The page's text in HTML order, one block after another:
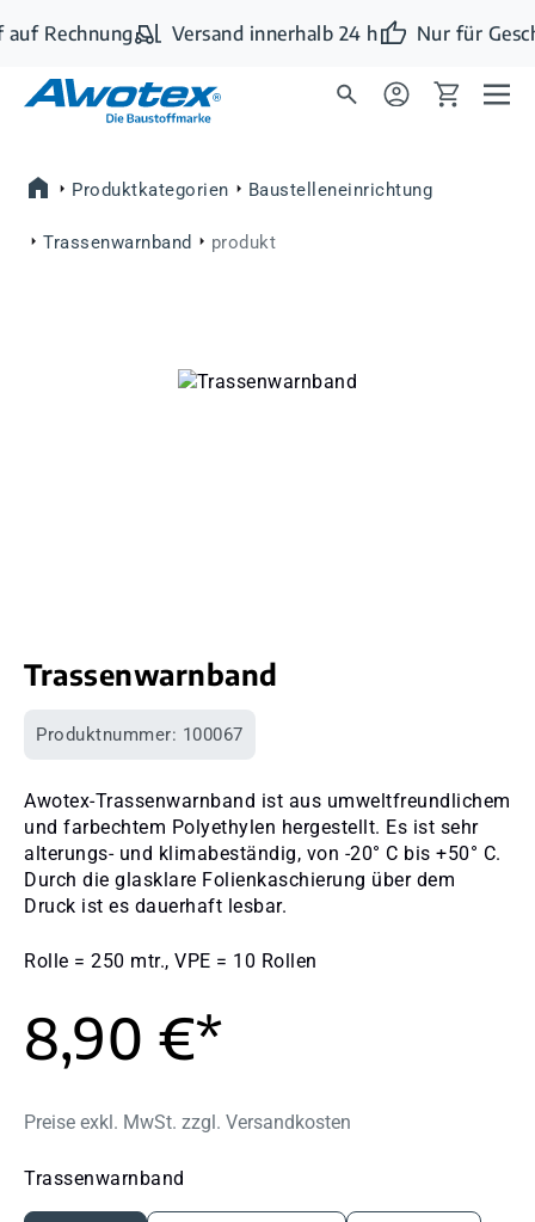
Zum Hauptinhalt springen
Rechnung Versand innerhalb 24 h Nur für
Produktkategorien Baustelleneinrichtung
Trassenwarnband produkt
Bildergalerie überspringen
Trassenwarnband
Produktnummer: 100067
Awotex-Trassenwarnband ist aus umweltfreundlichem
und farbechtem Polyethylen hergestellt. Es ist sehr
alterungs- und klimabeständig, von -20° C bis +50° C.
Durch die glasklare Folienkaschierung über dem
Druck ist es dauerhaft lesbar.
Rolle = 250 mtr., VPE = 10 Rollen
8,90 €*
Preise exkl. MwSt. zzgl. Versandkosten
Trassenwarnband